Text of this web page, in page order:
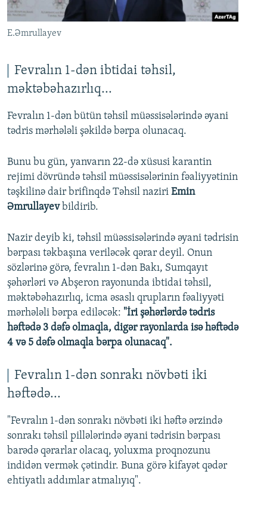
E.Əmrullayev
Fevralın 1-dən ibtidai təhsil,
məktəbəhazırlıq...
Fevralın 1-dən bütün təhsil müəssisələrində əyani
tədris mərhələli şəkildə bərpa olunacaq.
Bunu bu gün, yanvarın 22-də xüsusi karantin
rejimi dövründə təhsil müəssisələrinin fəaliyyətinin
təşkilinə dair brifinqdə Təhsil naziri Emin
Əmrullayevbildirib.
Nazir deyib ki, təhsil müəssisələrində əyani tədrisin
bərpası təkbaşına veriləcək qərar deyil. Onun
sözlərinə görə, fevralın 1-dən Bakı, Sumqayıt
şəhərləri və Abşeron rayonunda ibtidai təhsil,
məktəbəhazırlıq, icma əsaslı qrupların fəaliyyəti
mərhələli bərpa ediləcək: "İri şəhərlərdə tədris
həftədə 3 dəfə olmaqla, digər rayonlarda isə həftədə
4 və 5 dəfə olmaqla bərpa olunacaq".
Fevralın 1-dən sonrakı növbəti iki
həftədə...
"Fevralın 1-dən sonrakı növbəti iki həftə ərzində
sonrakı təhsil pillələrində əyani tədrisin bərpası
barədə qərarlar olacaq, yoluxma proqnozunu
indidən vermək çətindir. Buna görə kifayət qədər
ehtiyatlı addımlar atmalıyıq".